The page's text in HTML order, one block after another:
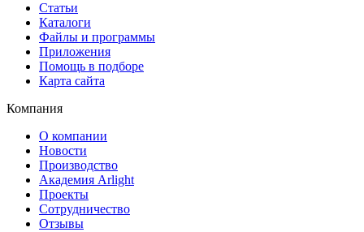
Статьи
Каталоги
Файлы и программы
Приложения
Помощь в подборе
Карта сайта
Компания
О компании
Новости
Производство
Академия Arlight
Проекты
Сотрудничество
Отзывы